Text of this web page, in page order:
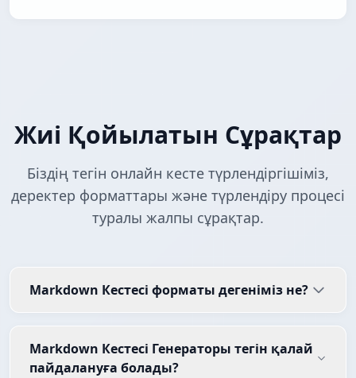
Жиі Қойылатын Сұрақтар
Біздің тегін онлайн кесте түрлендіргішіміз,
деректер форматтары және түрлендіру процесі
туралы жалпы сұрақтар.
Markdown Кестесі форматы дегеніміз не?
Markdown Кестесі Генераторы тегін қалай
пайдалануға болады?